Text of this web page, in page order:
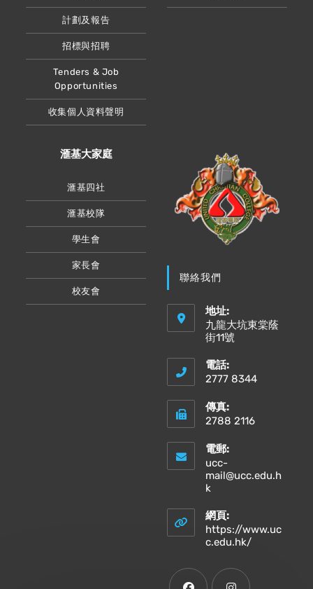
計劃及報告
招標與招聘
Tenders & Job
Opportunities
收集個人資料聲明
滙基大家庭
滙基四社
滙基校隊
學生會
家長會
校友會
聯絡我們
地址:
九龍大坑東棠蔭
街11號
電話:
2777 8344
傳真:
2788 2116
電郵:
ucc-
mail@ucc.edu.h
k
your
application
網頁:
https://www.uc
c.edu.hk/Opens